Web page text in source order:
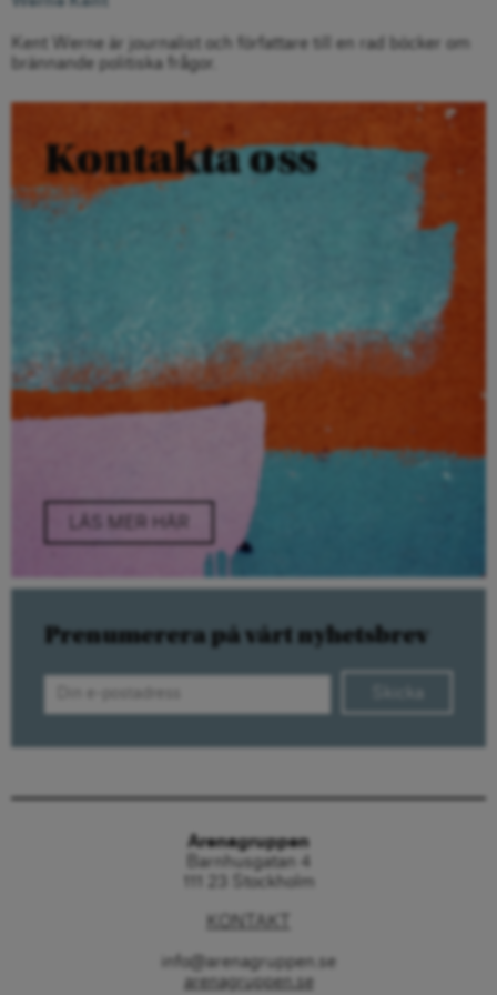
Kent Werne är journalist och författare till en rad böcker om
brännande politiska frågor.
Kontakta oss
LÄS MER HÄR
Prenumerera på vårt nyhetsbrev
Arenagruppen
Barnhusgatan 4
111 23 Stockholm
KONTAKT
info@arenagruppen.se
arenagruppen.se